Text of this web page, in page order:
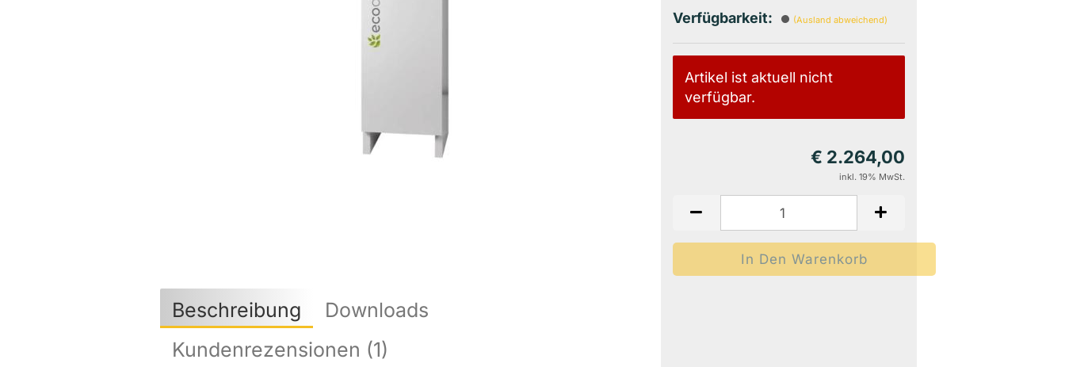
Verfügbarkeit:
(Ausland abweichend)
Artikel ist aktuell nicht
verfügbar.
€ 2.264,00
inkl. 19% MwSt.
Beschreibung
Downloads
Kundenrezensionen (1)